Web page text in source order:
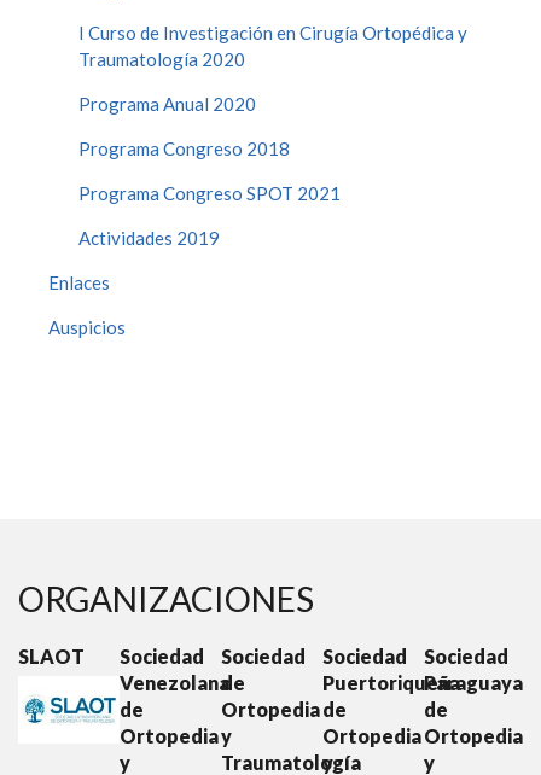
I Curso de Investigación en Cirugía Ortopédica y
Traumatología 2020
Programa Anual 2020
Programa Congreso 2018
Programa Congreso SPOT 2021
Actividades 2019
Enlaces
Auspicios
ORGANIZACIONES
SLAOT
Sociedad
Venezolana
de
Ortopedia
y
Sociedad
de
Ortopedia
y
Traumatología
Sociedad
Puertoriqueña
de
Ortopedia
y
Sociedad
Paraguaya
de
Ortopedia
y